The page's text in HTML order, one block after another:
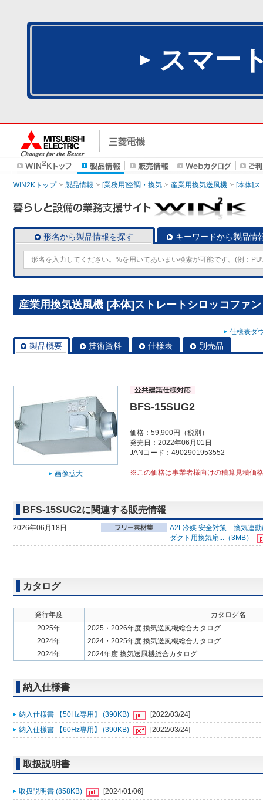
スマー
WIN2Kトップ 製品情報 [業務用]空調・換気 産業用換気送風機 [本体]
形名から製品情報を探す キーワードから製品情
産業用換気送風機 [本体]ストレートシロッコファ
仕様表ダ
製品概要 技術資料 仕様表 別売品
画像拡大
BFS-15SUG2
価格：59,900円（税別）
発売日：2022年06月01日
JANコード：4902901953552
※この価格は事業者様向けの積算見積価
BFS-15SUG2に関連する販売情報
2026年06月18日
A2L冷媒 安全対策 換気連動
ダクト用換気扇...（3MB）
カタログ
発行年度
カタログ名
2025年
2025・2026年度 換気送風機総合カタログ
2024年
2024・2025年度 換気送風機総合カタログ
2024年
2024年度 換気送風機総合カタログ
納入仕様書
納入仕様書 【50Hz専用】 (390KB)
[2022/03/24]
納入仕様書 【60Hz専用】 (390KB)
[2022/03/24]
取扱説明書
取扱説明書 (858KB) [2024/01/06]